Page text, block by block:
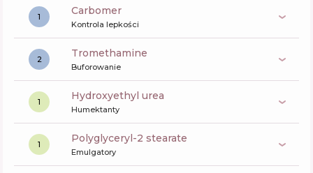
1 carbomer
Kontrola lepkości
2 tromethamine
Buforowanie
1 hydroxyethyl urea
Humektanty
1 polyglyceryl-2 stearate
Emulgatory